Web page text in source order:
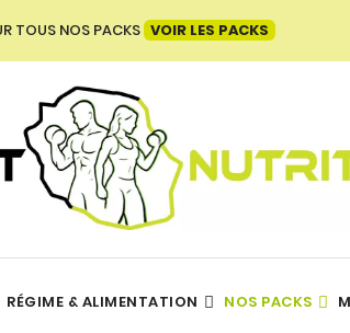
TOUS NOS PACKS VOIR LES PACKS
RÉGIME & ALIMENTATION NOS PACKS